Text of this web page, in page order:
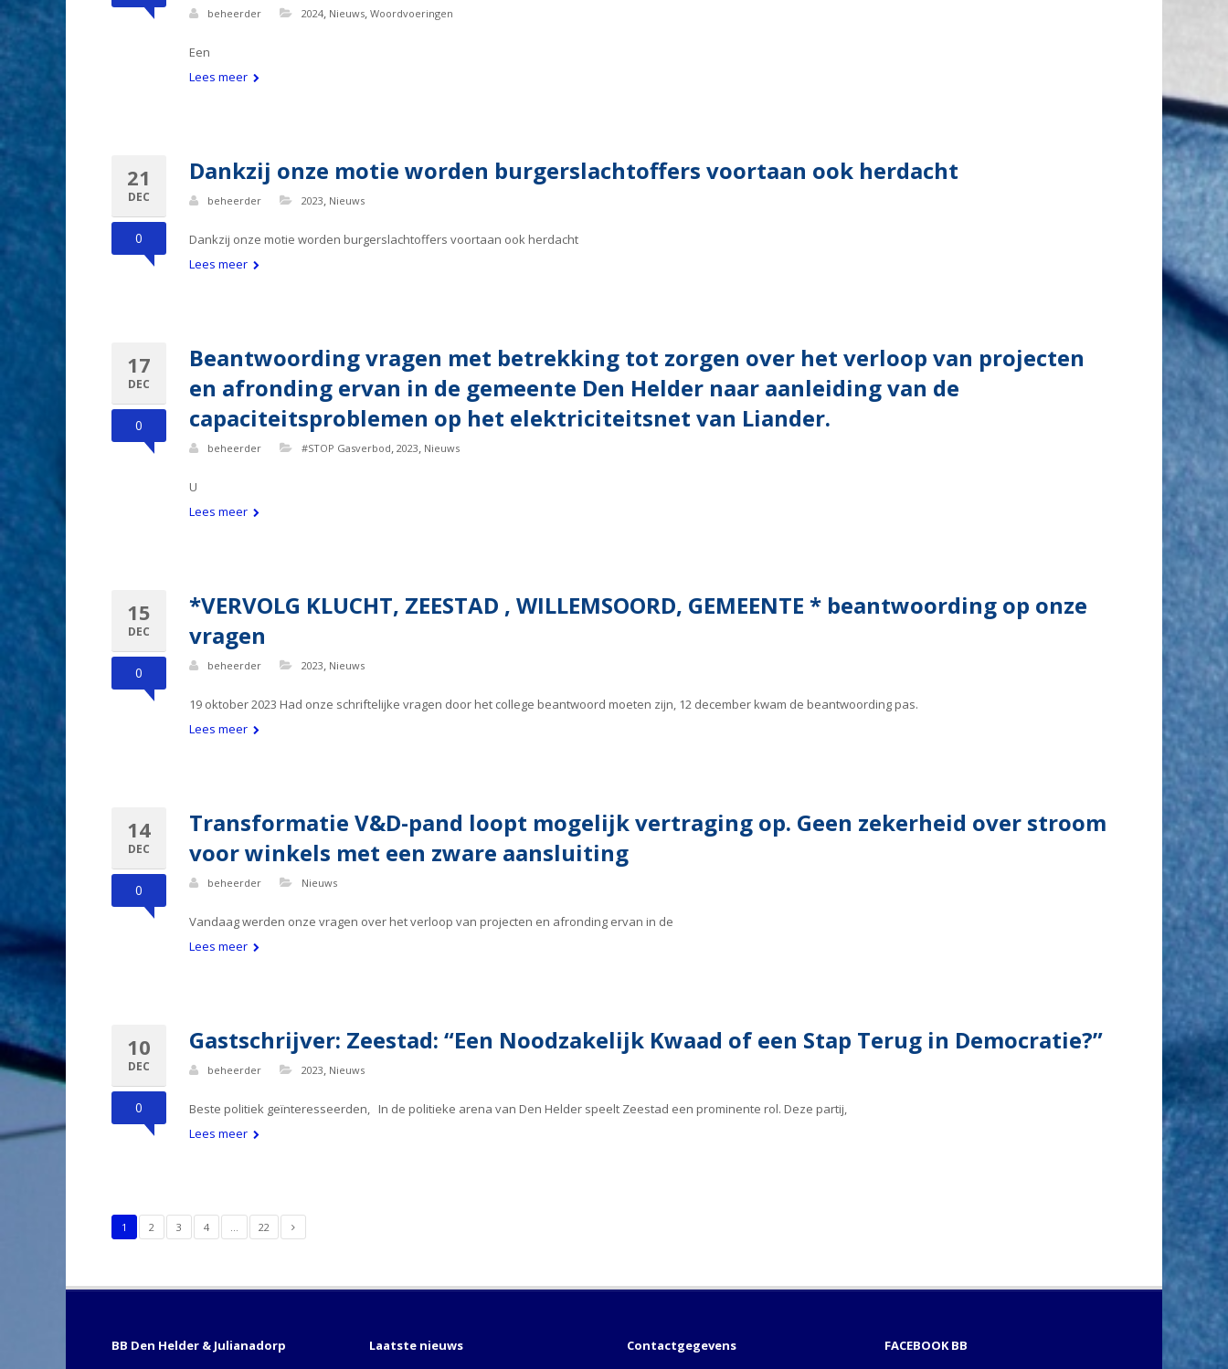
beheerder 2024, Nieuws, Woordvoeringen
Een
Lees meer
21
DEC
0
Dankzij onze motie worden burgerslachtoffers voortaan ook herdacht
beheerder 2023, Nieuws
Dankzij onze motie worden burgerslachtoffers voortaan ook herdacht
Lees meer
17
DEC
0
Beantwoording vragen met betrekking tot zorgen over het verloop van projecten
en afronding ervan in de gemeente Den Helder naar aanleiding van de
capaciteitsproblemen op het elektriciteitsnet van Liander.
beheerder #STOP Gasverbod, 2023, Nieuws
U
Lees meer
15
DEC
0
*VERVOLG KLUCHT, ZEESTAD , WILLEMSOORD, GEMEENTE * beantwoording op onze
vragen
beheerder 2023, Nieuws
19 oktober 2023 Had onze schriftelijke vragen door het college beantwoord moeten zijn, 12 december kwam de beantwoording pas.
Lees meer
14
DEC
0
Transformatie V&D-pand loopt mogelijk vertraging op. Geen zekerheid over stroom
voor winkels met een zware aansluiting
beheerder Nieuws
Vandaag werden onze vragen over het verloop van projecten en afronding ervan in de
Lees meer
10
DEC
0
Gastschrijver: Zeestad: “Een Noodzakelijk Kwaad of een Stap Terug in Democratie?”
beheerder 2023, Nieuws
Beste politiek geïnteresseerden, In de politieke arena van Den Helder speelt Zeestad een prominente rol. Deze partij,
Lees meer
1 2 3 4 … 22
BB Den Helder & Julianadorp Laatste nieuws Contactgegevens FACEBOOK BB